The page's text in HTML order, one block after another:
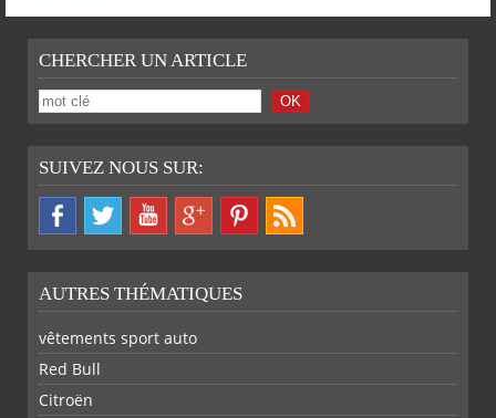
CHERCHER UN ARTICLE
SUIVEZ NOUS SUR:
AUTRES THÉMATIQUES
vêtements sport auto
Red Bull
Citroën